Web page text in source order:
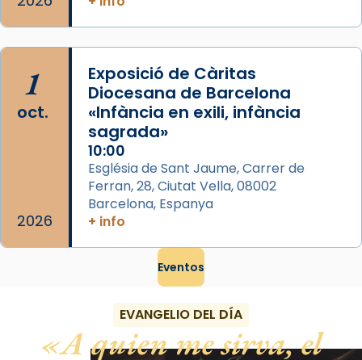
1
oct.
2026
Exposició de Càritas
Diocesana de Barcelona
«Infància en exili, infància
sagrada»
10:00
Església de Sant Jaume, Carrer de
Ferran, 28, Ciutat Vella, 08002
Barcelona, Espanya
+ info
Eventos
EVANGELIO DEL DÍA
A quien me sirva, el